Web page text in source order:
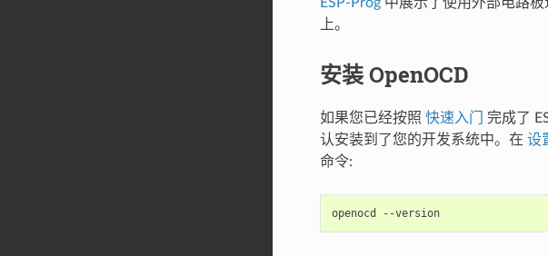
上。
安装 OpenOCD
如果您已经按照 快速入门
完成了
认安装到了您的开发系统中。在 设
命令:
openocd --version